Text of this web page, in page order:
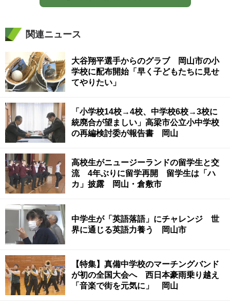
関連ニュース
大谷翔平選手からのグラブ 岡山市の小
学校に配布開始「早く子どもたちに見せ
てやりたい」
「小学校14校→4校、中学校6校→3校に
統廃合が望ましい」高梁市公立小中学校
の再編検討委が報告書 岡山
高校生がニュージーランドの留学生と交
流 4年ぶりに留学再開 留学生は「ハ
カ」披露 岡山・倉敷市
中学生が「英語落語」にチャレンジ 世
界に通じる英語力養う 岡山市
【特集】真備中学校のマーチングバンド
が初の全国大会へ 西日本豪雨乗り越え
「音楽で街を元気に」 岡山